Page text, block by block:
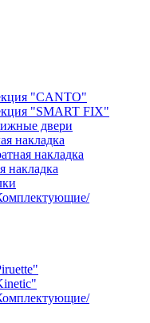
"CANTO"
"SMART FIX"
двери
накладка
накладка
накладка